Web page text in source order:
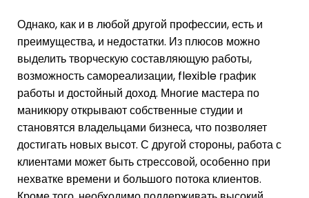
Однако, как и в любой другой профессии, есть и
преимущества, и недостатки. Из плюсов можно
выделить творческую составляющую работы,
возможность самореализации, flexible график
работы и достойный доход. Многие мастера по
маникюру открывают собственные студии и
становятся владельцами бизнеса, что позволяет
достигать новых высот. С другой стороны, работа с
клиентами может быть стрессовой, особенно при
нехватке времени и большого потока клиентов.